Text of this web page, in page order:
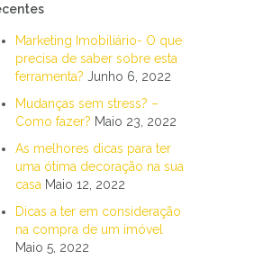
Marketing Imobiliário- O que
precisa de saber sobre esta
ferramenta? Junho 6, 2022
Mudanças sem stress? –
Como fazer? Maio 23, 2022
As melhores dicas para ter
uma ótima decoração na sua
casa Maio 12, 2022
Dicas a ter em consideração
na compra de um imóvel
Maio 5, 2022